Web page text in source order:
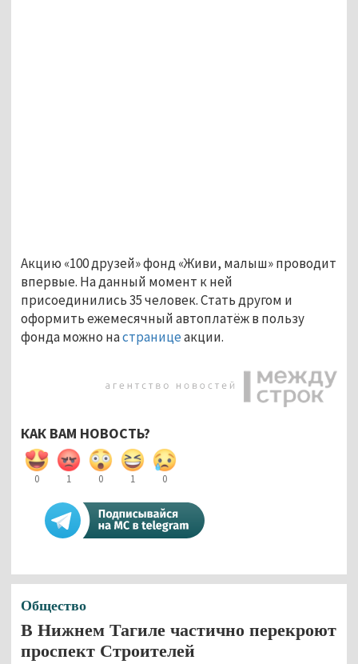
Акцию «100 друзей» фонд «Живи, малыш» проводит
впервые. На данный момент к ней
присоединились 35 человек. Стать другом и
оформить ежемесячный автоплатёж в пользу
фонда можно настраницеакции.
КАК ВАМ НОВОСТЬ?
0 1 0 1 0
Общество
В Нижнем Тагиле частично перекроют
проспект Строителей